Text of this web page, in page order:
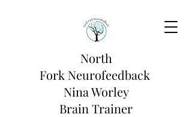
North
Fork Neurofeedback
Nina Worley
Brain Trainer